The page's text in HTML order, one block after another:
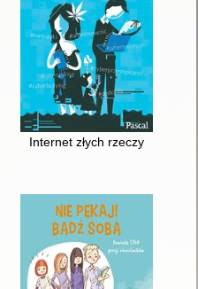
Internet złych rzeczy